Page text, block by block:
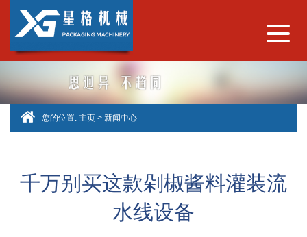
您的位置: 主页 > 新闻中心
千万别买这款剁椒酱料灌装流
水线设备